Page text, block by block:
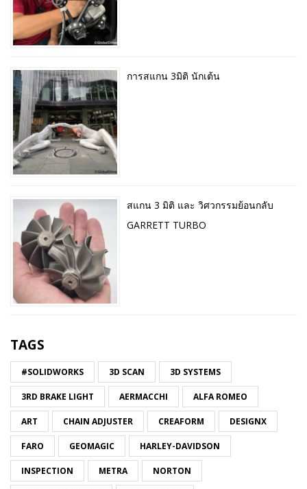
การสแกน 3มิติ นักเต้น
สแกน 3 มิติ และ วิศวกรรมย้อนกลับ
GARRETT TURBO
TAGS
#SOLIDWORKS 3D SCAN 3D SYSTEMS
3RD BRAKE LIGHT AERMACCHI ALFA ROMEO
ART CHAIN ADJUSTER CREAFORM DESIGNX
FARO GEOMAGIC HARLEY-DAVIDSON
INSPECTION METRA NORTON